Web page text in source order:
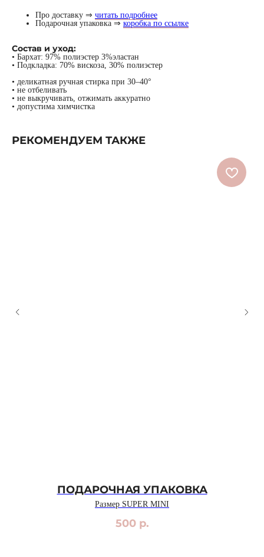
Про доставку ⇒ читать подробнее
Подарочная упаковка ⇒ коробка по ссылке
Состав и уход:
• Бархат: 97% полиэстер 3%эластан
• Подкладка: 70% вискоза, 30% полиэстер
• деликатная ручная стирка при 30–40°
• не отбеливать
• не выкручивать, отжимать аккуратно
• допустима химчистка
РЕКОМЕНДУЕМ ТАКЖЕ
ПОДАРОЧНАЯ УПАКОВКА
Размер SUPER MINI
500 р.